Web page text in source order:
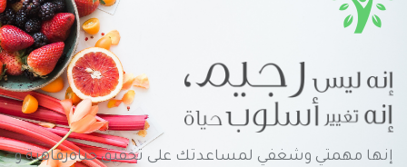
إنها مهمتي وشغفي لمساعدتك على تحقيق حياةرفاهية و